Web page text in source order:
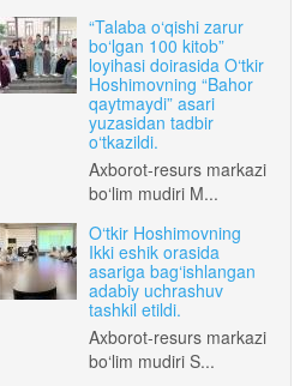
“Talaba o‘qishi zarur
bo‘lgan 100 kitob”
loyihasi doirasida O‘tkir
Hoshimovning “Bahor
qaytmaydi” asari
yuzasidan tadbir
o‘tkazildi.
Axborot-resurs markazi
bo‘lim mudiri M...
O‘tkir Hoshimovning
Ikki eshik orasida
asariga bag‘ishlangan
adabiy uchrashuv
tashkil etildi.
Axborot-resurs markazi
bo‘lim mudiri S...